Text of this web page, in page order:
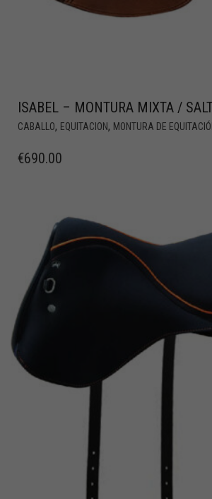
ISABEL – MONTURA MIXTA /
CABALLO, EQUITACION, MONTURA DE
€690.00